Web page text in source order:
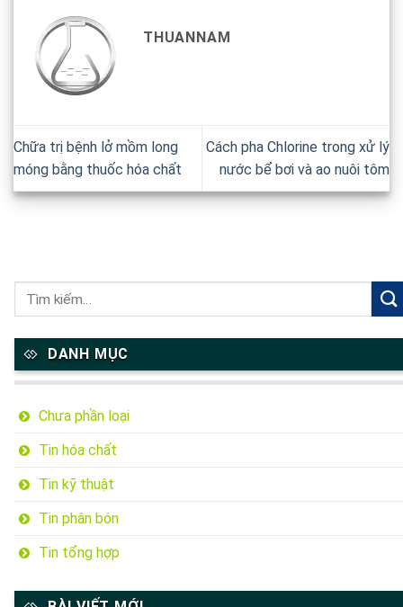
THUANNAM
Chữa trị bệnh lở mồm long
móng bằng thuốc hóa chất
Cách pha Chlorine trong xử lý
nước bể bơi và ao nuôi tôm
DANH MỤC
Chưa phần loại
Tin hóa chất
Tin kỹ thuật
Tin phân bón
Tin tổng hợp